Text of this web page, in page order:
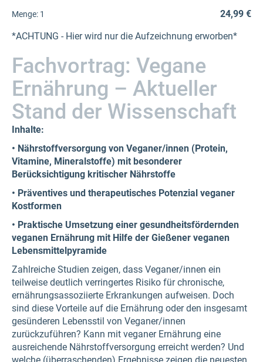
Menge: 1
24,99 €
*ACHTUNG - Hier wird nur die Aufzeichnung erworben*
Fachvortrag: Vegane
Ernährung – Aktueller
Stand der Wissenschaft
Inhalte:
• Nährstoffversorgung von Veganer/innen (Protein,
Vitamine, Mineralstoffe) mit besonderer
Berücksichtigung kritischer Nährstoffe
• Präventives und therapeutisches Potenzial veganer
Kostformen
• Praktische Umsetzung einer gesundheitsfördernden
veganen Ernährung mit Hilfe der Gießener veganen
Lebensmittelpyramide
Zahlreiche Studien zeigen, dass Veganer/innen ein
teilweise deutlich verringertes Risiko für chronische,
ernährungsassoziierte Erkrankungen aufweisen. Doch
sind diese Vorteile auf die Ernährung oder den insgesamt
gesünderen Lebensstil von Veganer/innen
zurückzuführen? Kann mit veganer Ernährung eine
ausreichende Nährstoffversorgung erreicht werden? Und